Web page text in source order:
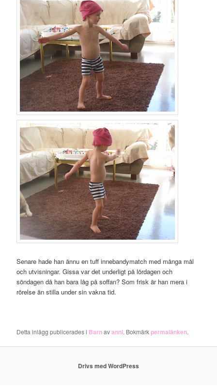
Senare hade han ännu en tuff innebandymatch med många mål
och utvisningar. Gissa var det underligt på lördagen och
söndagen då han bara låg på soffan? Som frisk är han mera i
rörelse än stilla under sin vakna tid.
Detta inlägg publicerades i Barnavanni. Bokmärkpermalänken.
Drivs med WordPress